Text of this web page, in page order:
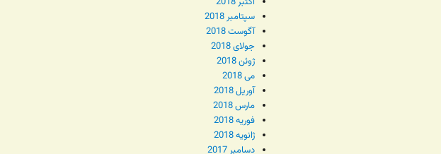
سپتامبر 2018
آگوست 2018
جولای 2018
ژوئن 2018
می 2018
آوریل 2018
مارس 2018
فوریه 2018
ژانویه 2018
دسامبر 2017